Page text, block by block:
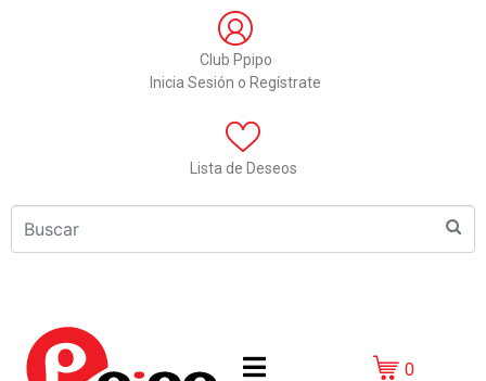
Club Ppipo
Inicia Sesión o Regístrate
Lista de Deseos
0